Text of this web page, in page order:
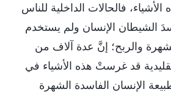
فالحالات الداخلية للناس
الشيطان الإنسان ولم يستخدم
والربح؛ إنَّ عدة آلاف من
قد غرستْ هذه الأشياء في
الإنسان الفاسدة الشهرة